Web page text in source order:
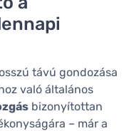
távú gondozása
való általános
bizonyítottan
– már a